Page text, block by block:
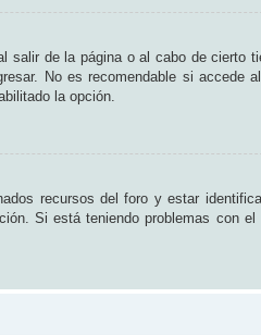
de la página o al cabo de cierto
No es recomendable si accede
la opción.
recursos del foro y estar
Si está teniendo problemas con